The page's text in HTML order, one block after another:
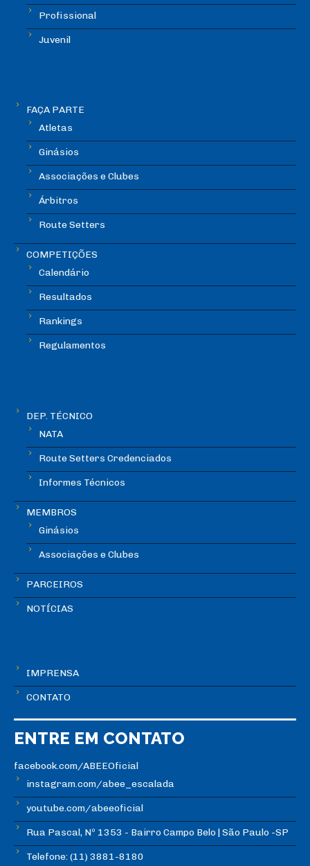
Profissional
Juvenil
FAÇA PARTE
Atletas
Ginásios
Associações e Clubes
Árbitros
Route Setters
COMPETIÇÕES
Calendário
Resultados
Rankings
Regulamentos
DEP. TÉCNICO
NATA
Route Setters Credenciados
Informes Técnicos
MEMBROS
Ginásios
Associações e Clubes
PARCEIROS
NOTÍCIAS
IMPRENSA
CONTATO
ENTRE EM CONTATO
facebook.com/ABEEOficial
instagram.com/abee_escalada
youtube.com/abeeoficial
Rua Pascal, Nº 1353 - Bairro Campo Belo | São Paulo -SP
Telefone: (11) 3881-8180